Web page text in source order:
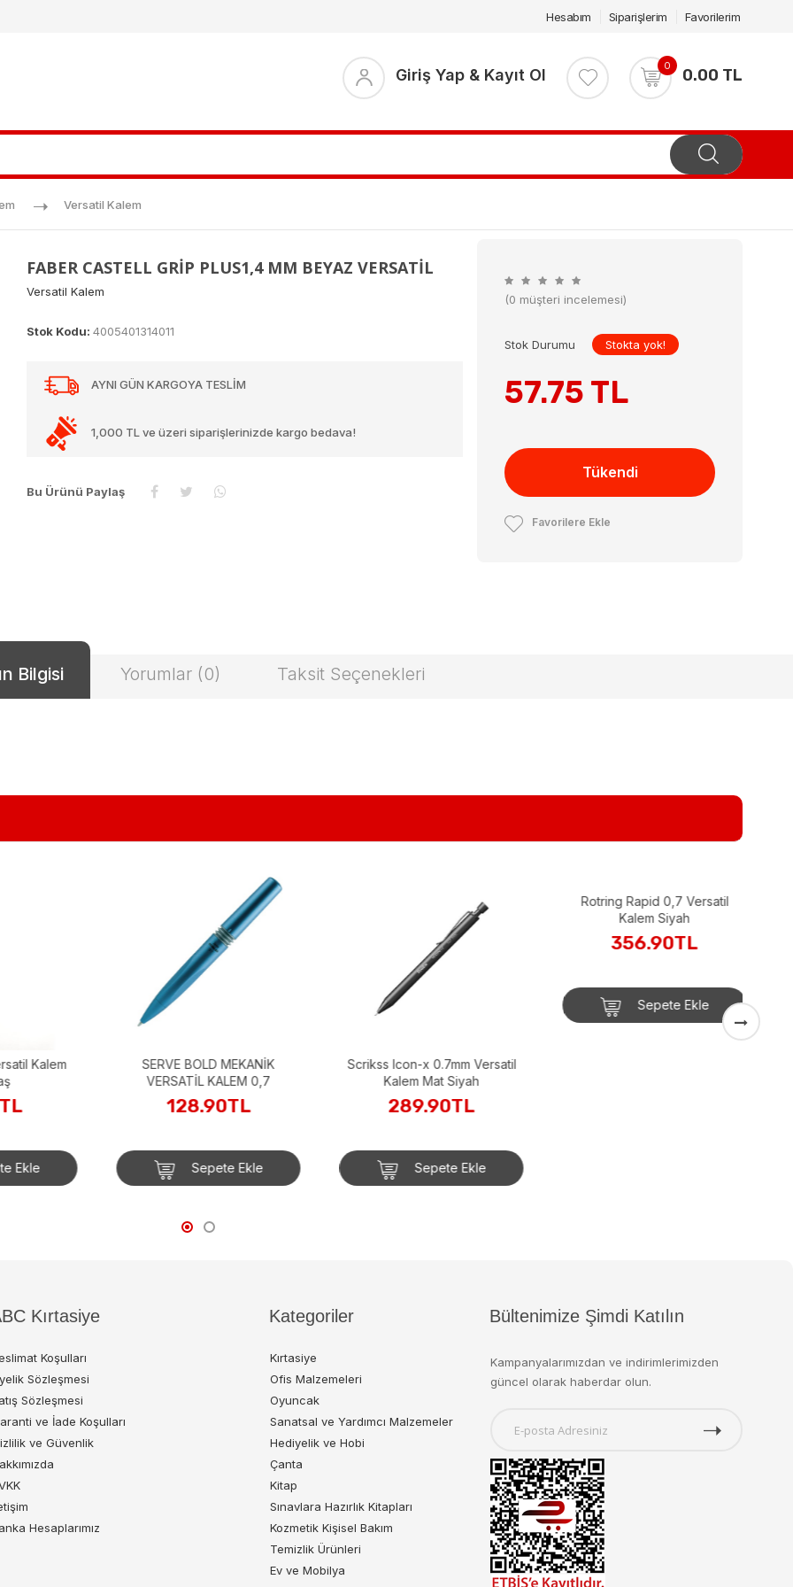
Hesabım Siparişlerim Favorilerim
Giriş Yap & Kayıt Ol 0 0.00 TL
Versatil Kalem
FABER CASTELL GRİP PLUS1,4 MM BEYAZ VERSATİL
Versatil Kalem
Stok Kodu: 4005401314011
AYNI GÜN KARGOYA TESLİM
1,000 TL ve üzeri siparişlerinizde kargo bedava!
Bu Ürünü Paylaş
(0 müşteri incelemesi)
Stok Durumu Stokta yok!
57.75 TL
Tükendi
Favorilere Ekle
Bilgisi Yorumlar (0) Taksit Seçenekleri
SERVE BOLD MEKANİK
VERSATİL KALEM 0,7
128.90TL
Sepete Ekle
Scrikss Icon-x 0.7mm Versatil
Kalem Mat Siyah
289.90TL
Sepete Ekle
Kırtasiye
Koşulları
Sözleşmesi
Sözleşmesi
ve İade Koşulları
ve Güvenlik
Hesaplarımız
Kategoriler
Kırtasiye
Ofis Malzemeleri
Oyuncak
Sanatsal ve Yardımcı Malzemeler
Hediyelik ve Hobi
Çanta
Kitap
Sınavlara Hazırlık Kitapları
Kozmetik Kişisel Bakım
Temizlik Ürünleri
Ev ve Mobilya
Bültenimize Şimdi Katılın
Kampanyalarımızdan ve indirimlerimizden
güncel olarak haberdar olun.